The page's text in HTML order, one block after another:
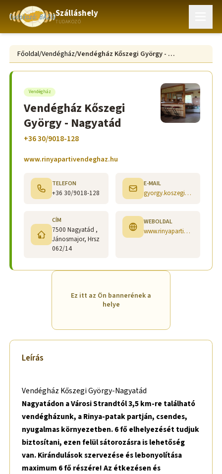
Szálláshely
TUDAKOZÓ
Főoldal/Vendégház/ Vendégház Kőszegi György - Nagyatád
Vendégház
Vendégház Kőszegi
György - Nagyatád
+36 30/9018-128
www.rinyapartivendeghaz.hu
TELEFON
+36 30/9018-128
E-MAIL
gyorgy.koszegi@gmail.com
CÍM
7500 Nagyatád ,
Jánosmajor, Hrsz
062/14
WEBOLDAL
www.rinyapartivendeghaz.hu
Ez itt az Ön bannerének a
helye
Leírás
Vendégház Kőszegi György-Nagyatád
Nagyatádon a Városi Strandtól 3,5 km-re található
vendégházunk, a Rinya-patak partján, csendes,
nyugalmas környezetben. 6 fő elhelyezését tudjuk
biztosítani, ezen felül sátorozásra is lehetőség
van. Kirándulások szervezése és lebonyolítása
maximum 6 fő részére! Az étkezésen és